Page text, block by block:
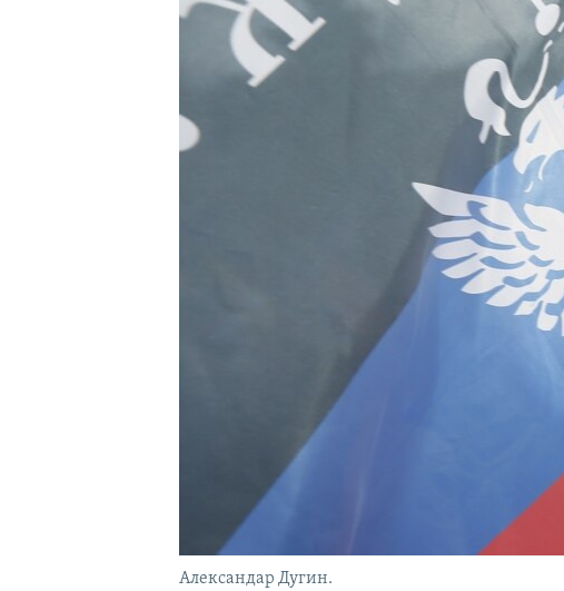
Александар Дугин.